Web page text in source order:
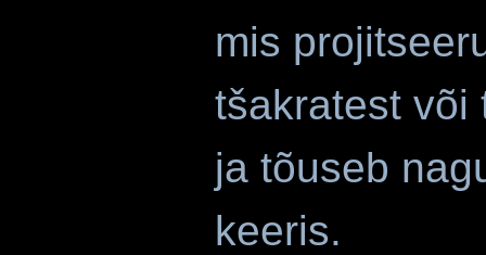
mis
tšakratest või
ja tõuseb